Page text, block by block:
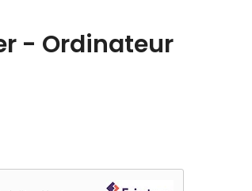
- Ordinateur